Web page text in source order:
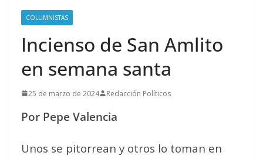
COLUMNISTAS
Incienso de San Amlito
en semana santa
25 de marzo de 2024 Redacción Políticos
Por Pepe Valencia
Unos se pitorrean y otros lo toman en